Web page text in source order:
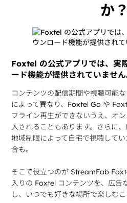
か？
Foxtel の公式アプリでは、実
ード機能が提供されていません
コンテンツの配信期間や視聴可能
によって異なり、Foxtel Go や
フライン再生ができないうえ、オ
入されることもあります。さらに、
地域制限によって自宅で視聴して
合も。
そこで役立つのが StreamFab
入りの Foxtel コンテンツを、広告
し、いつでも好きな場所で楽しむこ